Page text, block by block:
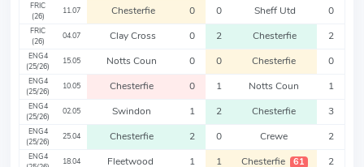
FRIC
(26)
11.07 Chesterfie 0 0 Sheff Utd 0
FRIC
(26)
04.07 Clay Cross 0 2 Chesterfie 2
ENG4
(25/26)
15.05 Notts Coun 0 0 Chesterfie 0
ENG4
(25/26)
10.05 Chesterfie 0 1 Notts Coun 1
ENG4
(25/26)
02.05 Swindon 1 2 Chesterfie 3
ENG4
(25/26)
25.04 Chesterfie 2 0 Crewe 2
ENG4
18.04 Fleetwood 1 1 Chesterfie 61 2